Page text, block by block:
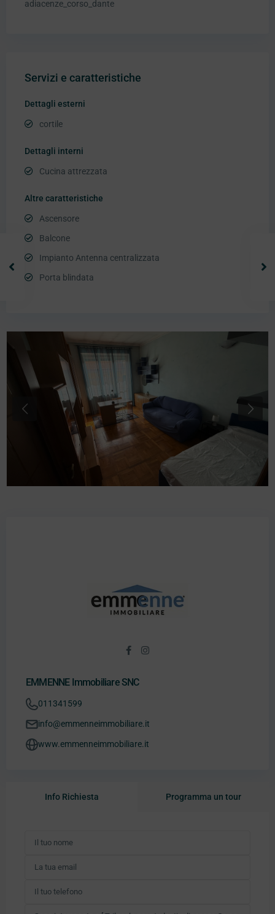
adiacenze_corso_dante
Servizi e caratteristiche
Dettagli esterni
cortile
Dettagli interni
Cucina attrezzata
Altre caratteristiche
Ascensore
Balcone
Impianto Antenna centralizzata
Porta blindata
Previous Next
EMMENNE Immobiliare SNC
011341599
info@emmenneimmobiliare.it
www.emmenneimmobiliare.it
Info Richiesta Programma un tour